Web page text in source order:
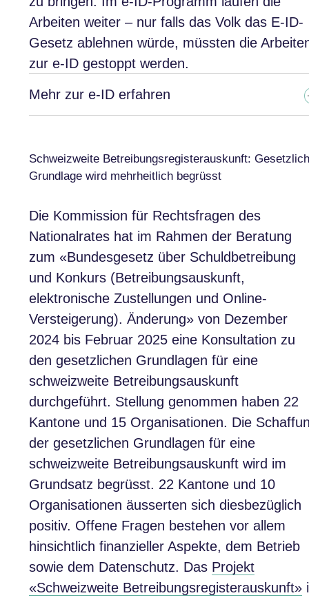
Arbeiten weiter – nur falls das Volk das E-ID-
Gesetz ablehnen würde, müssten die
zur e-ID gestoppt werden.
Mehr zur e-ID erfahren
Schweizweite Betreibungsregisterauskunft:
Grundlage wird mehrheitlich begrüsst
Die Kommission für Rechtsfragen des
Nationalrates hat im Rahmen der Beratung
zum «Bundesgesetz über Schuldbetreibung
und Konkurs (Betreibungsauskunft,
elektronische Zustellungen und Online-
Versteigerung). Änderung» von Dezember
2024 bis Februar 2025 eine Konsultation zu
den gesetzlichen Grundlagen für eine
schweizweite Betreibungsauskunft
durchgeführt. Stellung genommen haben 22
Kantone und 15 Organisationen. Die
der gesetzlichen Grundlagen für eine
schweizweite Betreibungsauskunft wird im
Grundsatz begrüsst. 22 Kantone und 10
Organisationen äusserten sich diesbezüglich
positiv. Offene Fragen bestehen vor allem
hinsichtlich finanzieller Aspekte, dem Betrieb
sowie dem Datenschutz. Das Projekt
«Schweizweite Betreibungsregisterauskunft»